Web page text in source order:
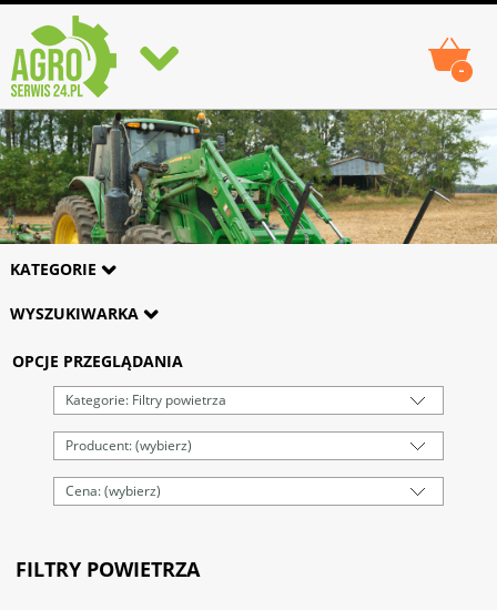
-
KATEGORIE
WYSZUKIWARKA
OPCJE PRZEGLĄDANIA
Kategorie: Filtry powietrza
Producent: (wybierz)
Cena: (wybierz)
FILTRY POWIETRZA